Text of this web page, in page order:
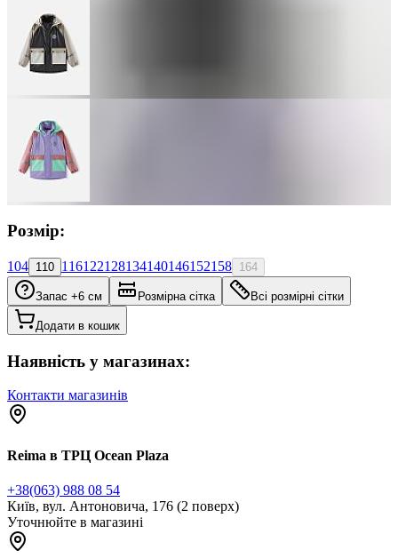
Розмір:
104 110 116122128134140146152158 164
Запас +6 см Розмірна сітка Всі розмірні сітки
Додати в кошик
Наявність у магазинах:
Контакти магазинів
Reima в ТРЦ Ocean Plaza
+38(063) 988 08 54
Київ, вул. Антоновича, 176 (2 поверх)
Уточнюйте в магазині